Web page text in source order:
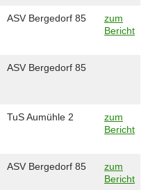
ASV Bergedorf 85
zum
Bericht
ASV Bergedorf 85
TuS Aumühle 2
zum
Bericht
ASV Bergedorf 85
zum
Bericht